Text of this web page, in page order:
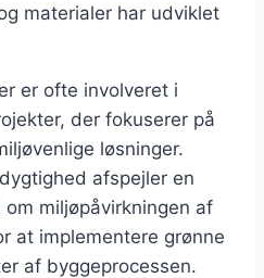
materialer har udviklet
er ofte involveret i
der fokuserer på
løsninger.
afspejler en
miljøpåvirkningen af
at implementere grønne
af byggeprocessen.